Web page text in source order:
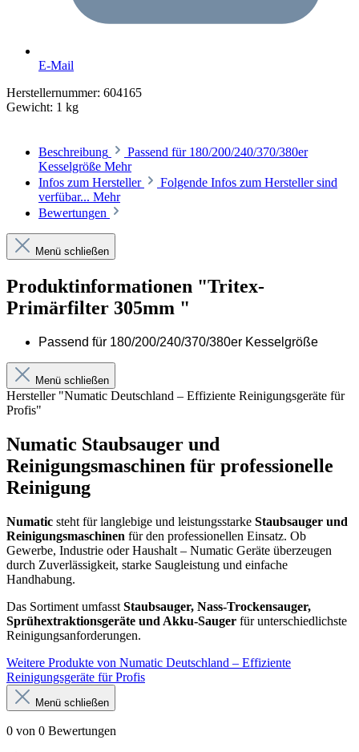
E-Mail
Herstellernummer: 604165
Gewicht: 1 kg
Beschreibung
Passend für 180/200/240/370/380er
Kesselgröße Mehr
Infos zum Hersteller
Folgende Infos zum Hersteller sind
verfübar... Mehr
Bewertungen
Menü schließen
Produktinformationen "Tritex-
Primärfilter 305mm "
Passend für 180/200/240/370/380er Kesselgröße
Menü schließen
Hersteller "Numatic Deutschland – Effiziente Reinigungsgeräte für
Profis"
Numatic Staubsauger und
Reinigungsmaschinen für professionelle
Reinigung
Numatic steht für langlebige und leistungsstarke Staubsauger und
Reinigungsmaschinen für den professionellen Einsatz. Ob
Gewerbe, Industrie oder Haushalt – Numatic Geräte überzeugen
durch Zuverlässigkeit, starke Saugleistung und einfache
Handhabung.
Das Sortiment umfasst Staubsauger, Nass-Trockensauger,
Sprühextraktionsgeräte und Akku-Sauger für unterschiedlichste
Reinigungsanforderungen.
Weitere Produkte von Numatic Deutschland – Effiziente
Reinigungsgeräte für Profis
Menü schließen
0 von 0 Bewertungen